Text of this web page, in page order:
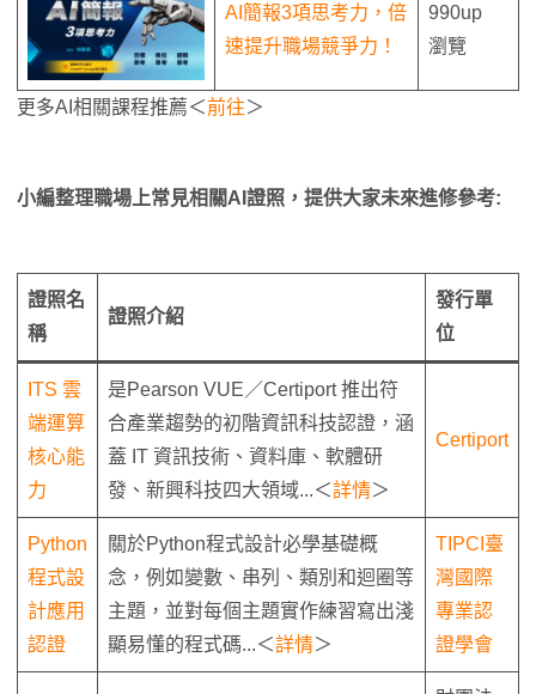
AI簡報3項思考力，倍
速提升職場競爭力！
990up
瀏覽
更多AI相關課程推薦＜前往＞
小編整理職場上常見相關AI證照，提供大家未來進修參考:
證照名
稱
證照介紹
發行單
位
ITS 雲
端運算
核心能
力
是Pearson VUE／Certiport 推出符
合產業趨勢的初階資訊科技認證，涵
蓋 IT 資訊技術、資料庫、軟體研
發、新興科技四大領域...＜詳情＞
Certiport
Python
程式設
計應用
認證
關於Python程式設計必學基礎概
念，例如變數、串列、類別和迴圈等
主題，並對每個主題實作練習寫出淺
顯易懂的程式碼...＜詳情＞
TIPCI臺
灣國際
專業認
證學會